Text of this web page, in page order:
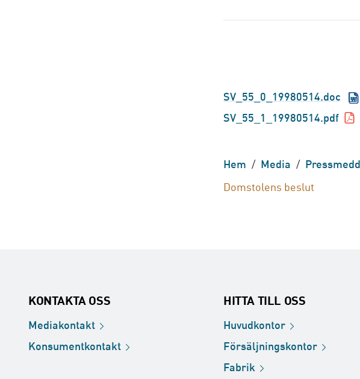
SV_55_0_19980514.doc
SV_55_1_19980514.pdf
Hem / Media /
Domstolens beslut
KONTAKTA OSS
Mediakontakt
Konsumentkontakt
HITTA TILL OSS
Huvudkontor
Försäljningskontor
Fabrik